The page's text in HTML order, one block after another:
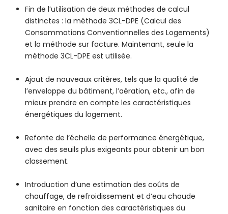
Fin de l’utilisation de deux méthodes de calcul
distinctes : la méthode 3CL-DPE (Calcul des
Consommations Conventionnelles des Logements)
et la méthode sur facture. Maintenant, seule la
méthode 3CL-DPE est utilisée.
Ajout de nouveaux critères, tels que la qualité de
l’enveloppe du bâtiment, l’aération, etc., afin de
mieux prendre en compte les caractéristiques
énergétiques du logement.
Refonte de l’échelle de performance énergétique,
avec des seuils plus exigeants pour obtenir un bon
classement.
Introduction d’une estimation des coûts de
chauffage, de refroidissement et d’eau chaude
sanitaire en fonction des caractéristiques du